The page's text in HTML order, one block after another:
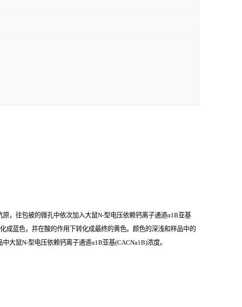
，往包被的微孔中依次加入大鼠N-型电压依赖钙离子通道α1B亚基
成蓝色，并在酸的作用下转化成最终的黄色。颜色的深浅和样品中的
大鼠N-型电压依赖钙离子通道α1B亚基(CACNa1B)浓度。